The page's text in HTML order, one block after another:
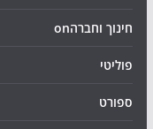
חינוך וחברהon
פוליטי
ספורט